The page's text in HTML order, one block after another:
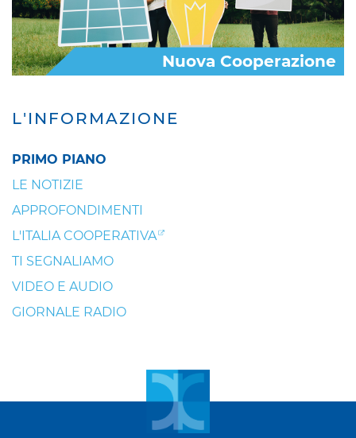
L'INFORMAZIONE
PRIMO PIANO
LE NOTIZIE
APPROFONDIMENTI
L'ITALIA COOPERATIVA
TI SEGNALIAMO
VIDEO E AUDIO
GIORNALE RADIO
Nuova Cooperazione